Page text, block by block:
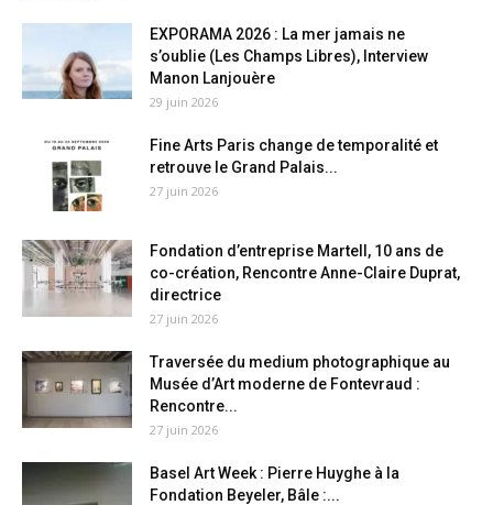
EXPORAMA 2026 : La mer jamais ne
s’oublie (Les Champs Libres), Interview
Manon Lanjouère
29 juin 2026
Fine Arts Paris change de temporalité et
retrouve le Grand Palais...
27 juin 2026
Fondation d’entreprise Martell, 10 ans de
co-création, Rencontre Anne-Claire Duprat,
directrice
27 juin 2026
Traversée du medium photographique au
Musée d’Art moderne de Fontevraud :
Rencontre...
27 juin 2026
Basel Art Week : Pierre Huyghe à la
Fondation Beyeler, Bâle :...